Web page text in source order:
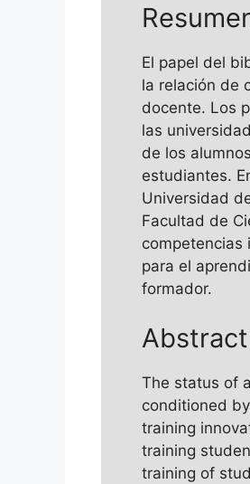
El papel del
la relación de
docente. Los
las
de los
estudiantes.
Universidad
Facultad de
competencias
para el
formador.
Abstract
The status of
conditioned
training
training
training of